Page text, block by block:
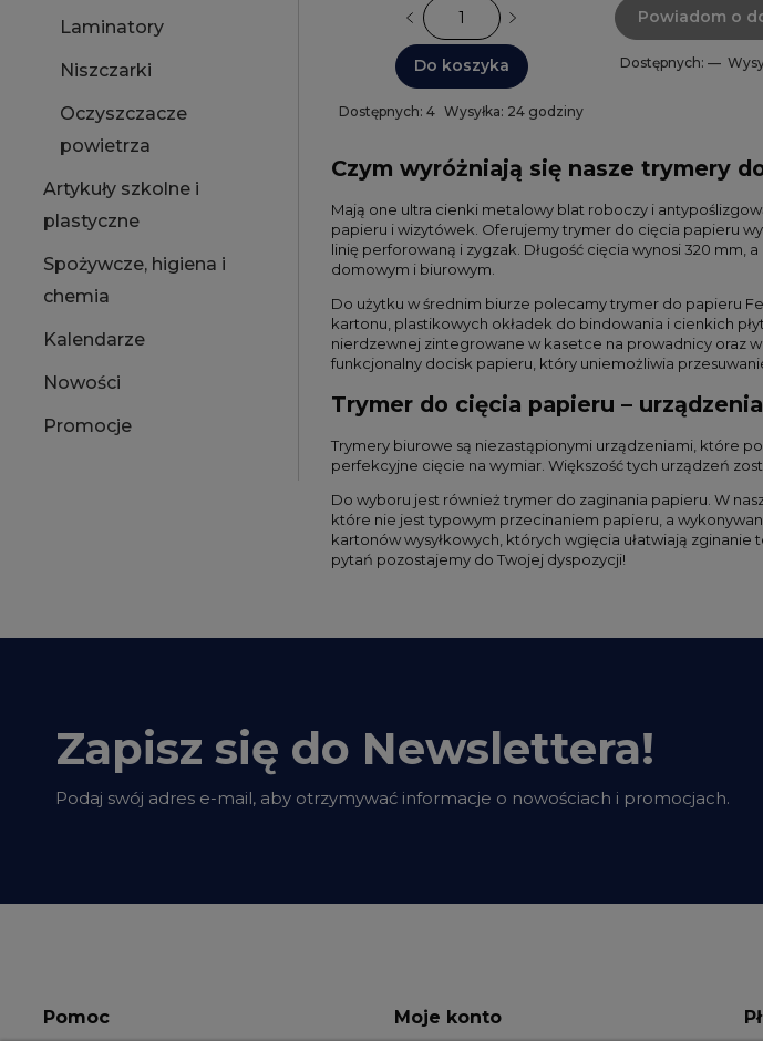
Laminatory
Niszczarki
Oczyszczacze
powietrza
Artykuły szkolne i
plastyczne
Spożywcze, higiena i
chemia
Kalendarze
Nowości
Promocje
Do koszyka
Dostępnych: 4 Wysyłka: 24 godziny
Powiadom o
Dostępnych: —
Czym wyróżniają się nasze trymery
Mają one ultra cienki metalowy blat roboczy i
papieru i wizytówek. Oferujemy trymer do cięcia papieru
linię perforowaną i zygzak. Długość cięcia wynosi 320
domowym i biurowym.
Do użytku w średnim biurze polecamy trymer do papieru
kartonu, plastikowych okładek do bindowania i cienkich
nierdzewnej zintegrowane w kasetce na prowadnicy oraz
funkcjonalny docisk papieru, który uniemożliwia
Trymer do cięcia papieru –
Trymery biurowe są niezastąpionymi urządzeniami, które
perfekcyjne cięcie na wymiar. Większość tych urządzeń
Do wyboru jest również trymer do zaginania papieru. W
które nie jest typowym przecinaniem papieru, a
kartonów wysyłkowych, których wgięcia ułatwiają
pytań pozostajemy do Twojej dyspozycji!
Zapisz się do Newslettera!
Podaj swój adres e-mail, aby otrzymywać informacje o nowościach i promocjach.
Pomoc Moje konto